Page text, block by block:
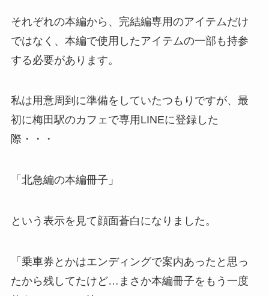
それぞれの本編から、 完結編専用のアイテムだけ
ではなく、本編で使用したアイテムの一部も持参
する必要があります。
私は用意周到に準備をしていたつもりですが、最
初に梅田駅のカフェで専用LINEに登録した
際・・・
「 北急編の本編冊子 」
という表示を見て顔面蒼白になりました。
「乗車券とかはエンディングで案内あったと思っ
たから残してたけど…まさか本編冊子をもう一度